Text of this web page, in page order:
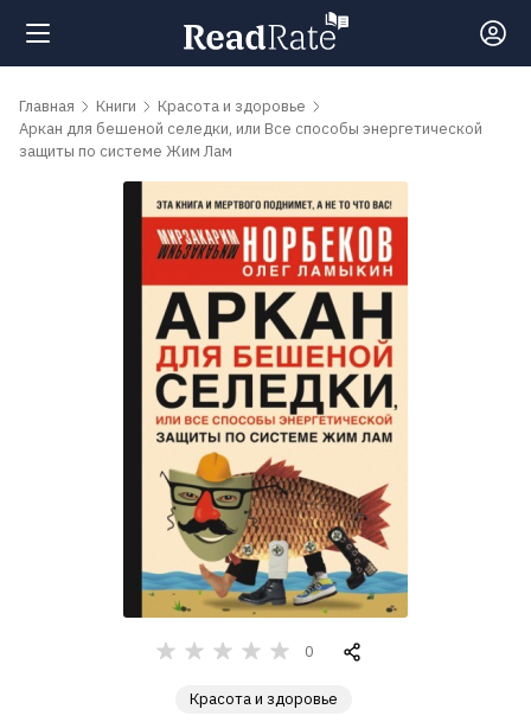
Поиск
обсуждаемые
Главная Книги
Красота и здоровье
Аркан для бешеной селедки, или Все способы энергетической
защиты по системе Жим Лам
0
Красота и здоровье